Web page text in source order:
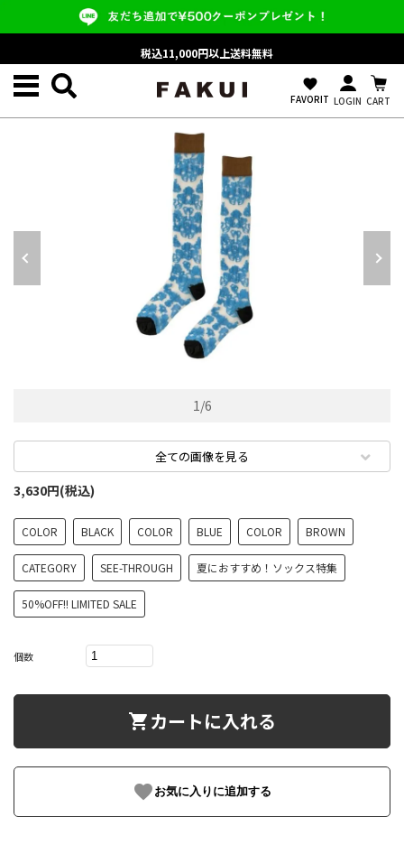
税込11,000円以上送料無料
favorite
FAVORIT LOGIN CART
ALL ITEM/すべての商品
1/6
全ての画像を見る
3,630円(税込)
COLOR BLACK COLOR BLUE COLOR BROWN
CATEGORY SEE-THROUGH 夏におすすめ！ソックス特集
50%OFF!! LIMITED SALE
個数
shopping_cart カートに入れる
favorite お気に入りに追加する